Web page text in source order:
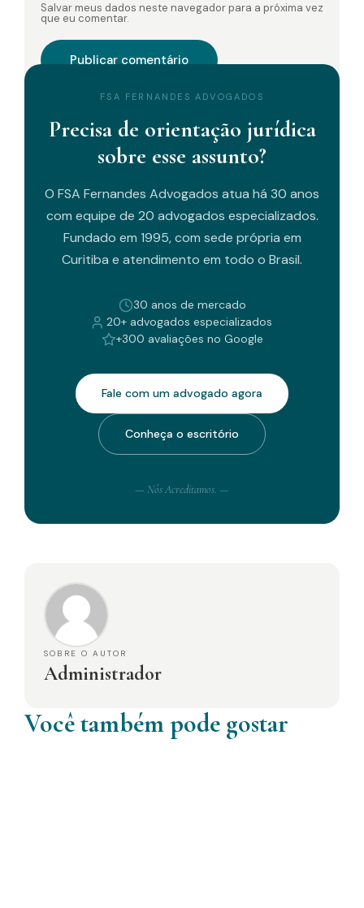
Salvar meus dados neste navegador para a próxima vez
que eu comentar.
FSA FERNANDES ADVOGADOS
Precisa de orientação jurídica
sobre esse assunto?
O FSA Fernandes Advogados atua há 30 anos
com equipe de 20 advogados especializados.
Fundado em 1995, com sede própria em
Curitiba e atendimento em todo o Brasil.
30 anos de mercado
20+ advogados especializados
+300 avaliações no Google
Fale com um advogado agora
Conheça o escritório
— Nós Acreditamos. —
SOBRE O AUTOR
Administrador
Você também pode gostar